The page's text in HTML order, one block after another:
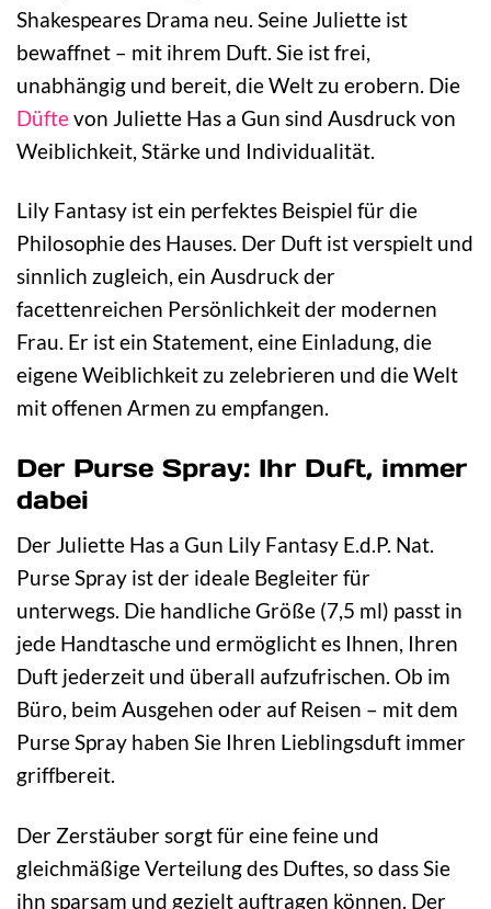
Shakespeares Drama neu. Seine Juliette ist
bewaffnet – mit ihrem Duft. Sie ist frei,
unabhängig und bereit, die Welt zu erobern. Die
Düftevon Juliette Has a Gun sind Ausdruck von
Weiblichkeit, Stärke und Individualität.
Lily Fantasy ist ein perfektes Beispiel für die
Philosophie des Hauses. Der Duft ist verspielt und
sinnlich zugleich, ein Ausdruck der
facettenreichen Persönlichkeit der modernen
Frau. Er ist ein Statement, eine Einladung, die
eigene Weiblichkeit zu zelebrieren und die Welt
mit offenen Armen zu empfangen.
Der Purse Spray: Ihr Duft, immer
dabei
Der Juliette Has a Gun Lily Fantasy E.d.P. Nat.
Purse Spray ist der ideale Begleiter für
unterwegs. Die handliche Größe (7,5 ml) passt in
jede Handtasche und ermöglicht es Ihnen, Ihren
Duft jederzeit und überall aufzufrischen. Ob im
Büro, beim Ausgehen oder auf Reisen – mit dem
Purse Spray haben Sie Ihren Lieblingsduft immer
griffbereit.
Der Zerstäuber sorgt für eine feine und
gleichmäßige Verteilung des Duftes, so dass Sie
ihn sparsam und gezielt auftragen können. Der